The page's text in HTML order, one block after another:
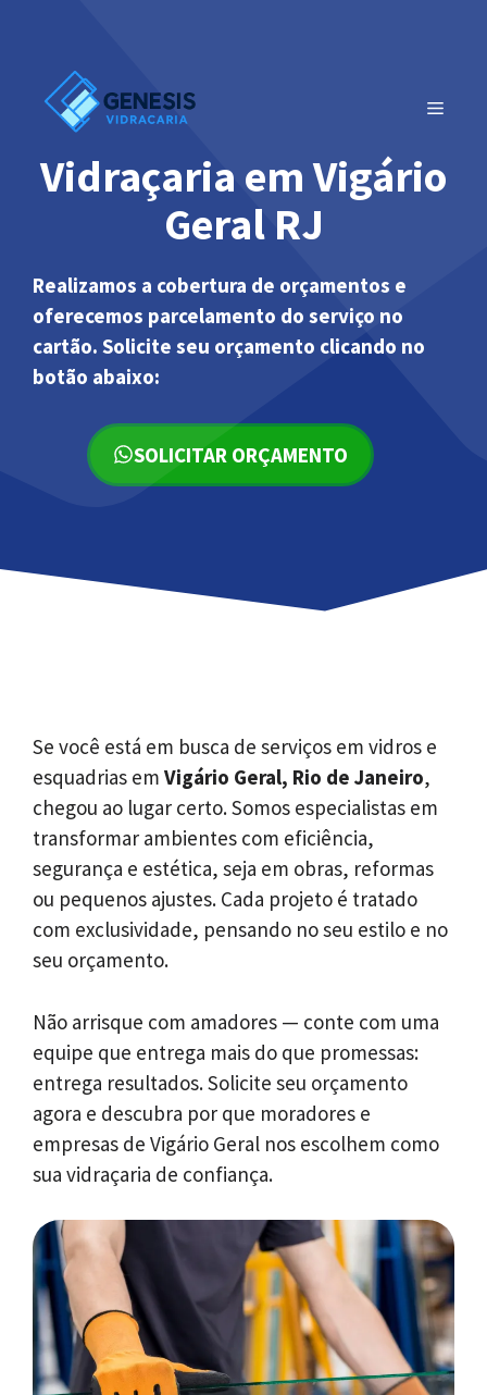
conteúdo
MENU
Vidraçaria em Vigário
Geral RJ
Realizamos a cobertura de orçamentos e
oferecemos parcelamento do serviço no
cartão. Solicite seu orçamento clicando no
botão abaixo:
SOLICITAR ORÇAMENTO
Se você está em busca de serviços em vidros e
esquadrias em Vigário Geral, Rio de Janeiro,
chegou ao lugar certo. Somos especialistas em
transformar ambientes com eficiência,
segurança e estética, seja em obras, reformas
ou pequenos ajustes. Cada projeto é tratado
com exclusividade, pensando no seu estilo e no
seu orçamento.
Não arrisque com amadores — conte com uma
equipe que entrega mais do que promessas:
entrega resultados. Solicite seu orçamento
agora e descubra por que moradores e
empresas de Vigário Geral nos escolhem como
sua vidraçaria de confiança.